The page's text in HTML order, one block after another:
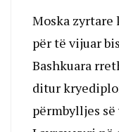
Moska
për të vijuar
Bashkuara
ditur
përmbylljes